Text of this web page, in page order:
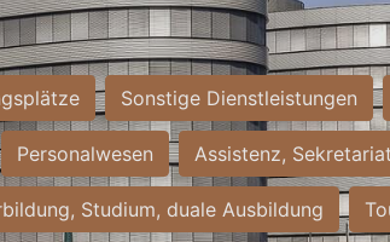
Sonstige Dienstleistungen
Personalwesen Assistenz, Sekretariat
Studium, duale Ausbildung